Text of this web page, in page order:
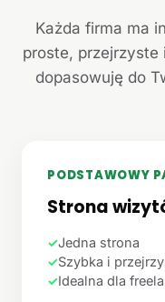
Każda firma ma
proste, przejrzyste
dopasowuję do
PODSTAWOWY
Strona
✓Jedna strona
✓Szybka i
✓Idealna dla